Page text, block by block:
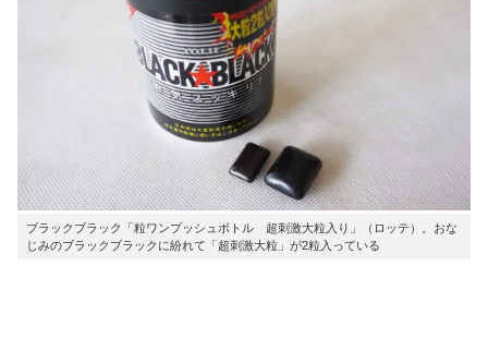
ブラックブラック「粒ワンプッシュボトル 超刺激大粒入り」（ロッテ）。おな
じみのブラックブラックに紛れて「超刺激大粒」が2粒入っている